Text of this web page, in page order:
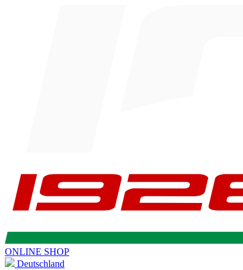
ONLINE SHOP
Deutschland